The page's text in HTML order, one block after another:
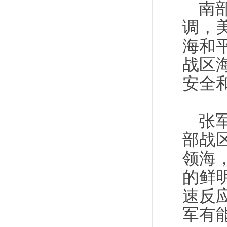
南
调，
海和
战区
安全
张
部战
领海
的鲜
速反
军有